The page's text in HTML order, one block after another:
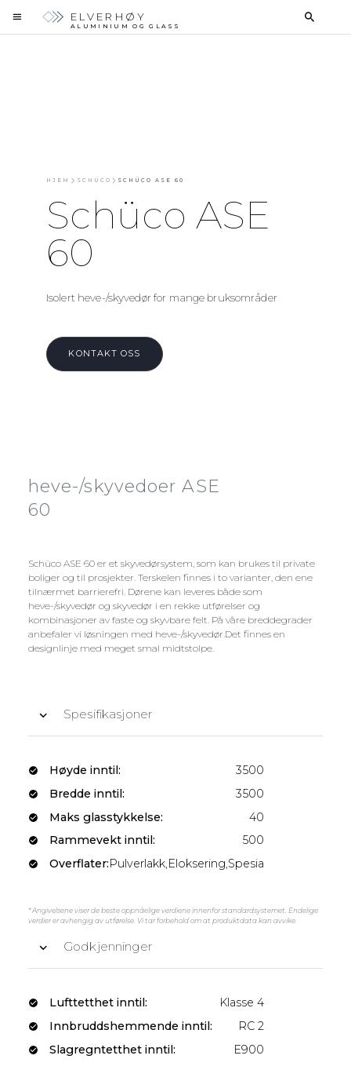
ELVERHØY
ALUMINIUM OG GLASS
HJEM SCHÜCO SCHÜCO ASE 60
Schüco ASE
60
Isolert heve-/skyvedør for mange bruksområder
KONTAKT OSS
heve-/skyvedoer ASE
60
Schüco ASE 60 er et skyvedørsystem, som kan brukes til private
boliger og til prosjekter. Terskelen finnes i to varianter, den ene
tilnærmet barrierefri. Dørene kan leveres både som
heve-/skyvedør og skyvedør i en rekke utførelser og
kombinasjoner av faste og skyvbare felt. På våre breddegrader
anbefaler vi løsningen med heve-/skyvedør.Det finnes en
designlinje med meget smal midtstolpe.
Spesifikasjoner
Høyde inntil:
3500
Bredde inntil:
3500
Maks glasstykkelse:
40
Rammevekt inntil:
500
Overflater:Pulverlakk,Eloksering,Spesiallakk
* Angivelsene viser de beste oppnåelige verdiene innenfor standardsystemet. Endelige
verdier er avhengig av utførelse. Vi tar forbehold om at produktdata kan avvike.
Godkjenninger
Lufttetthet inntil:
Klasse 4
Innbruddshemmende inntil:
RC 2
Slagregntetthet inntil:
E900